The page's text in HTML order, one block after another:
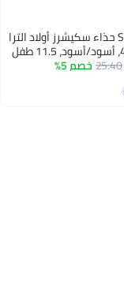
SKECHERS حذاء سكيشرز أولاد الترا
فليكس 4K، أسود/أسود، 11.5 طفل
25.40خصم 5%